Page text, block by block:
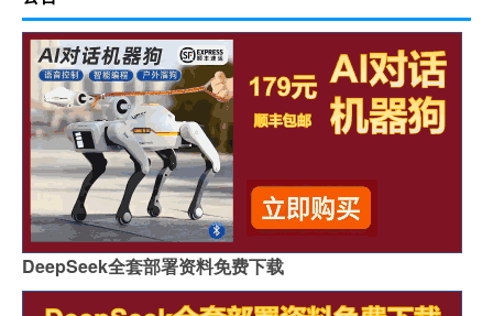
DeepSeek全套部署资料免费下载